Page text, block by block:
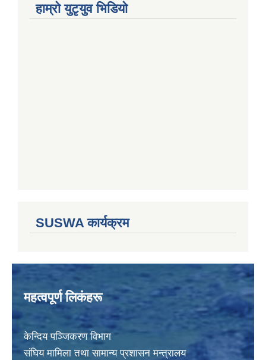
हाम्राे युटृयुव भिडियाे
SUSWA कार्यक्रम
महत्वपूर्ण लिकंहरू
केन्दिय पञ्जिकरण विभाग
संघिय मामिला तथा सामान्य प्रशासन मन्त्रालय